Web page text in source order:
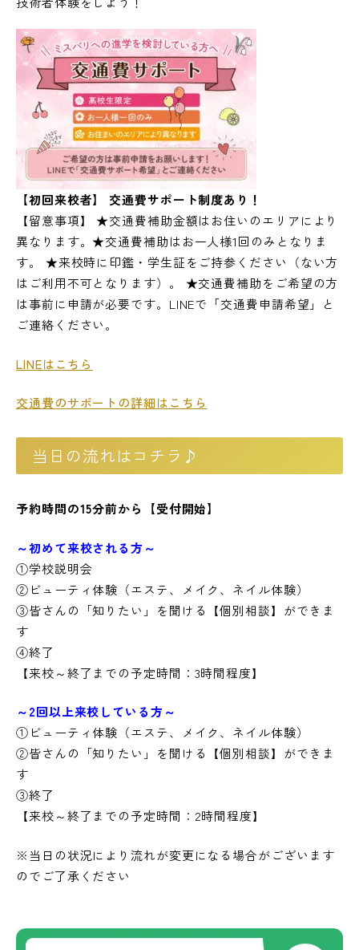
【初回来校者】 交通費サポート制度あり！
【留意事項】 ★交通費補助金額はお住いのエリアにより
異なります。★交通費補助はお一人様1回のみとなりま
す。 ★来校時に印鑑・学生証をご持参ください（ない方
はご利用不可となります）。 ★交通費補助をご希望の方
は事前に申請が必要です。LINEで「交通費申請希望」と
ご連絡ください。
LINEはこちら
交通費のサポートの詳細はこちら
当日の流れはコチラ♪
予約時間の15分前から【受付開始】
～初めて来校される方～
①学校説明会
②ビューティ体験（エステ、メイク、ネイル体験）
③皆さんの「知りたい」を聞ける【個別相談】ができま
す
④終了
【来校～終了までの予定時間：3時間程度】
～2回以上来校している方～
①ビューティ体験（エステ、メイク、ネイル体験）
②皆さんの「知りたい」を聞ける【個別相談】ができま
す
③終了
【来校～終了までの予定時間：2時間程度】
※当日の状況により流れが変更になる場合がございます
のでご了承ください